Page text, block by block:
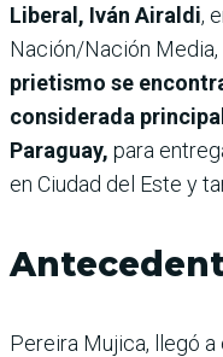
Liberal, Iván Airaldi,
Nación/Nación Media,
prietismo se
considerada
Paraguay, para
en Ciudad del Este y
Pereira Mujica, llegó